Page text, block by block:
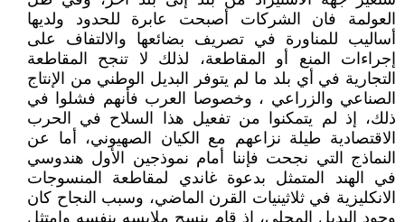
العولمة فان الشركات أصبحت عابرة للحدود ولديها
أساليب للمناورة في تصريف بضائعها والالتفاف على
إجراءات المنع أو المقاطعة، لذلك لا تنجح المقاطعة
التجارية في أي بلد ما لم يتوفر البديل الوطني من الإنتاج
الصناعي والزراعي ، وخصوصا العرب فأنهم فشلوا في
ذلك، إذ لم يتمكنوا من تفعيل هذا السلاح في الحرب
الاقتصادية طيلة نزاعهم مع الكيان الصهيوني، أما عن
النماذج التي نجحت فإننا أمام نموذجين الأول هندوسي
في الهند المتمثل بدعوة غاندي لمقاطعة المنسوجات
الانكليزية في ثلاثينيات القرن الماضي، وسبب النجاح كان
وجود البديل المحلي، إذ قام بنسج ملابسه بنفسه وامتثل